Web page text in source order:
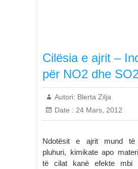
Cilësia e ajrit –
për NO2 dhe
Autori: Blerta Zilja
Date : 24 Mars, 2012
Ndotësit e ajrit mund të
pluhuri, kimikate apo
të cilat kanë efekte mbi